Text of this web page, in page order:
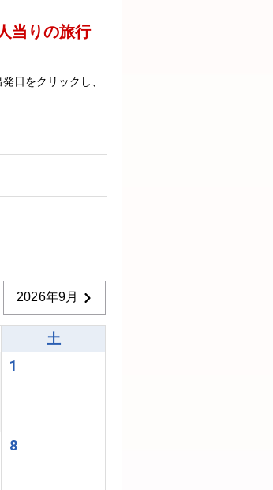
当りの旅行
日をクリックし、
2026年9月
土
1
8